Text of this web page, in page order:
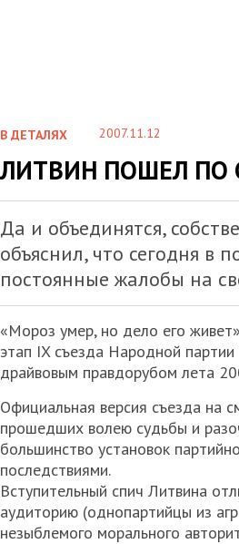
В ДЕТАЛЯХ 2007.11.12
ЛИТВИН ПОШЕЛ ПО
Да и объединятся,
объяснил, что сегодня в
постоянные жалобы на
«Мороз умер, но дело его
этап IX съезда Народной
драйвовым правдорубом лета
Официальная версия съезда на
прошедших волею судьбы и
большинство установок
последствиями.
Вступительный спич Литвина
аудиторию (однопартийцы из
незыблемого морального